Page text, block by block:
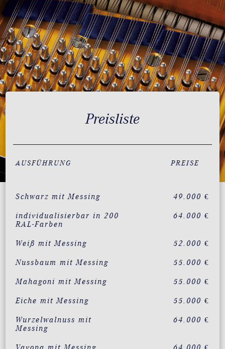
Preisliste
AUSFÜHRUNG PREISE
Schwarz mit Messing 49.000 €
individualisierbar in 200
RAL-Farben
64.000 €
Weiß mit Messing 52.000 €
Nussbaum mit Messing 55.000 €
Mahagoni mit Messing 55.000 €
Eiche mit Messing 55.000 €
Wurzelwalnuss mit
Messing
64.000 €